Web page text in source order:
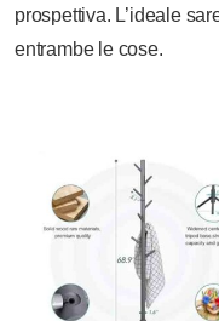
prospettiva. L’ideale
entrambe le cose.